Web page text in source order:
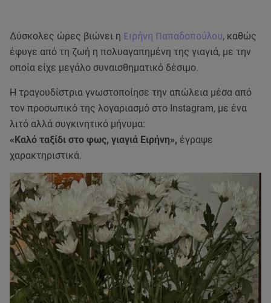
Δύσκολες ώρες βιώνει η Ειρήνη Παπαδοπούλου, καθώς
έφυγε από τη ζωή η πολυαγαπημένη της γιαγιά, με την
οποία είχε μεγάλο συναισθηματικό δέσιμο.
Η τραγουδίστρια γνωστοποίησε την απώλεια μέσα από
τον προσωπικό της λογαριασμό στο Instagram, με ένα
λιτό αλλά συγκινητικό μήνυμα:
«Καλό ταξίδι στο φως, γιαγιά Ειρήνη», έγραψε
χαρακτηριστικά.